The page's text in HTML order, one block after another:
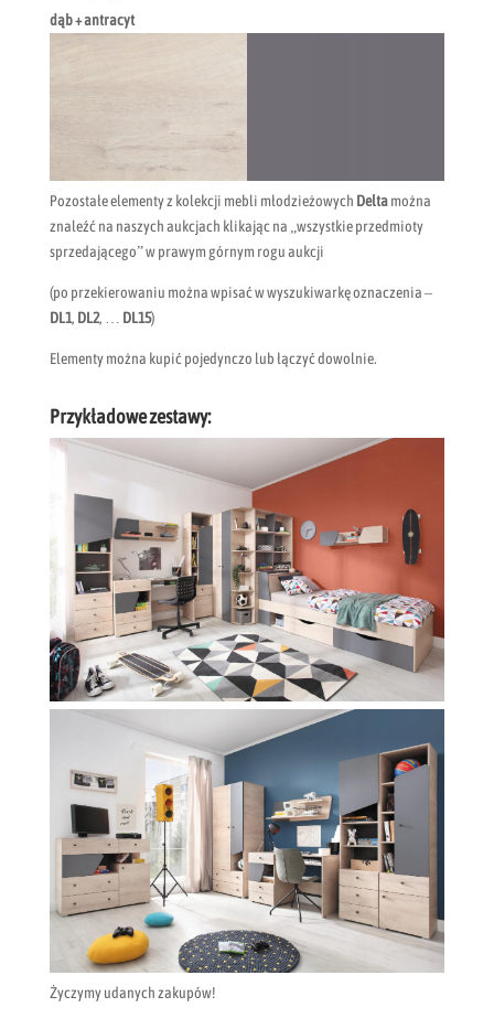
dąb + antracyt
Pozostałe elementy z kolekcji mebli młodzieżowych Deltamożna
znaleźć na naszych aukcjach klikając na „wszystkie przedmioty
sprzedającego” w prawym górnym rogu aukcji
(po przekierowaniu można wpisać w wyszukiwarkę oznaczenia –
DL1, DL2, … DL15)
Elementy można kupić pojedynczo lub łączyć dowolnie.
Przykładowe zestawy:
Życzymy udanych zakupów!